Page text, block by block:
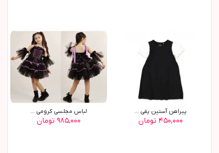
پيراهن آستين پفي ...
۴۵۰,۰۰۰ تومان
لباس مجلسی کرومی ...
۹۸۵,۰۰۰ تومان